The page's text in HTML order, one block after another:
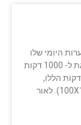
זמן הערות היומי שלו
אם כך הוא כ 16-18 שעות. לצורך הנוחות נעגל זאת ל- 1000 דקות
16.6 שעות). ניתן לחלק את 1000 הדקות הללו,
למאה מקטעים בני עשר דקות האחד (100X10 = 1000). לאור